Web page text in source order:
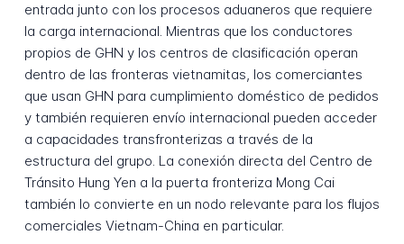
entrada junto con los procesos aduaneros que requiere
la carga internacional. Mientras que los conductores
propios de GHN y los centros de clasificación operan
dentro de las fronteras vietnamitas, los comerciantes
que usan GHN para cumplimiento doméstico de pedidos
y también requieren envío internacional pueden acceder
a capacidades transfronterizas a través de la
estructura del grupo. La conexión directa del Centro de
Tránsito Hung Yen a la puerta fronteriza Mong Cai
también lo convierte en un nodo relevante para los flujos
comerciales Vietnam-China en particular.